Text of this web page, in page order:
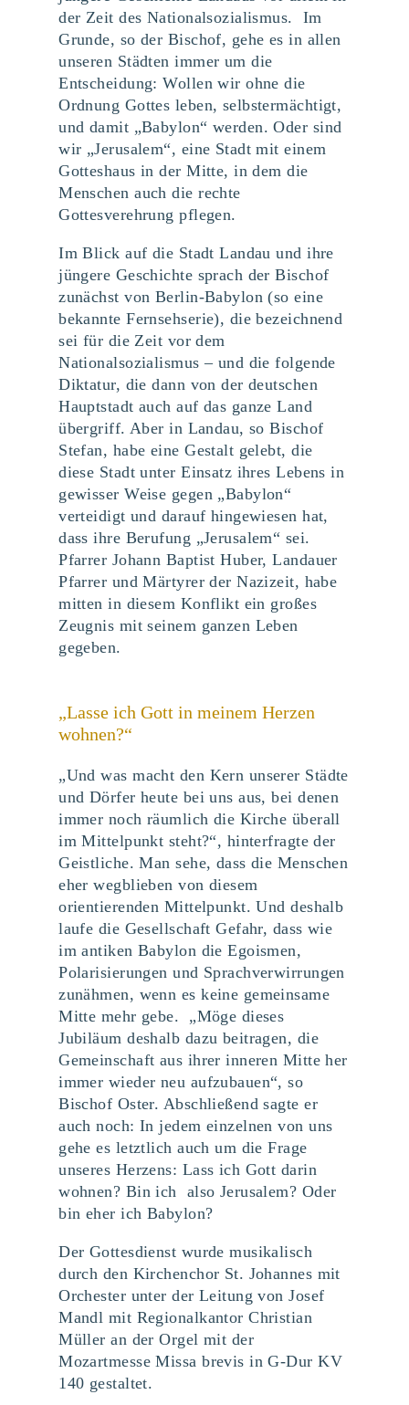
der Zeit des Nationalsozialismus. Im
Grunde, so der Bischof, gehe es in allen
unseren Städten immer um die
Entscheidung: Wollen wir ohne die
Ordnung Gottes leben, selbstermächtigt,
und damit „Babylon“ werden. Oder sind
wir „Jerusalem“, eine Stadt mit einem
Gotteshaus in der Mitte, in dem die
Menschen auch die rechte
Gottesverehrung pflegen.
Im Blick auf die Stadt Landau und ihre
jüngere Geschichte sprach der Bischof
zunächst von Berlin-Babylon (so eine
bekannte Fernsehserie), die bezeichnend
sei für die Zeit vor dem
Nationalsozialismus – und die folgende
Diktatur, die dann von der deutschen
Hauptstadt auch auf das ganze Land
übergriff. Aber in Landau, so Bischof
Stefan, habe eine Gestalt gelebt, die
diese Stadt unter Einsatz ihres Lebens in
gewisser Weise gegen „Babylon“
verteidigt und darauf hingewiesen hat,
dass ihre Berufung „Jerusalem“ sei.
Pfarrer Johann Baptist Huber, Landauer
Pfarrer und Märtyrer der Nazizeit, habe
mitten in diesem Konflikt ein großes
Zeugnis mit seinem ganzen Leben
gegeben.
„Lasse ich Gott in meinem Herzen
wohnen?“
„Und was macht den Kern unserer Städte
und Dörfer heute bei uns aus, bei denen
immer noch räumlich die Kirche überall
im Mittelpunkt steht?“, hinterfragte der
Geistliche. Man sehe, dass die Menschen
eher wegblieben von diesem
orientierenden Mittelpunkt. Und deshalb
laufe die Gesellschaft Gefahr, dass wie
im antiken Babylon die Egoismen,
Polarisierungen und Sprachverwirrungen
zunähmen, wenn es keine gemeinsame
Mitte mehr gebe. „Möge dieses
Jubiläum deshalb dazu beitragen, die
Gemeinschaft aus ihrer inneren Mitte her
immer wieder neu aufzubauen“, so
Bischof Oster. Abschließend sagte er
auch noch: In jedem einzelnen von uns
gehe es letztlich auch um die Frage
unseres Herzens: Lass ich Gott darin
wohnen? Bin ich also Jerusalem? Oder
bin eher ich Babylon?
Der Gottesdienst wurde musikalisch
durch den Kirchenchor St. Johannes mit
Orchester unter der Leitung von Josef
Mandl mit Regionalkantor Christian
Müller an der Orgel mit der
Mozartmesse Missa brevis in G-Dur KV
140 gestaltet.